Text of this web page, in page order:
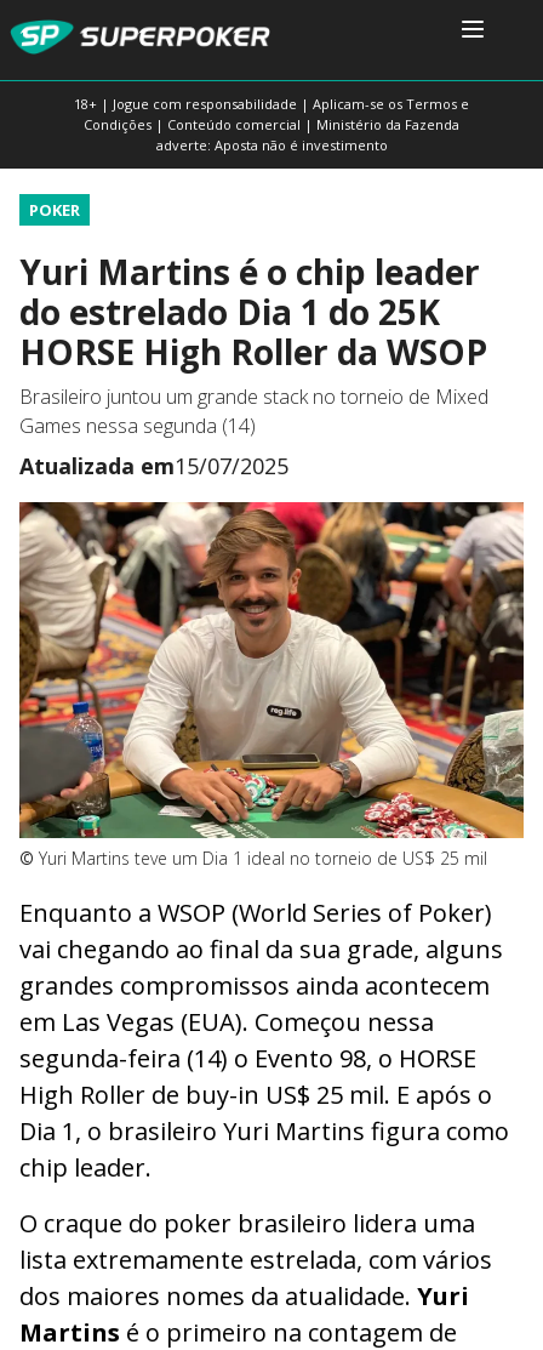
18+ | Jogue com responsabilidade | Aplicam-se os Termos e
Condições | Conteúdo comercial | Ministério da Fazenda
adverte: Aposta não é investimento
POKER
Yuri Martins é o chip leader
do estrelado Dia 1 do 25K
HORSE High Roller da WSOP
Brasileiro juntou um grande stack no torneio de Mixed
Games nessa segunda (14)
Atualizada em15/07/2025
© Yuri Martins teve um Dia 1 ideal no torneio de US$ 25 mil
Enquanto a WSOP (World Series of Poker)
vai chegando ao final da sua grade, alguns
grandes compromissos ainda acontecem
em Las Vegas (EUA). Começou nessa
segunda-feira (14) o Evento 98, o HORSE
High Roller de buy-in US$ 25 mil. E após o
Dia 1, o brasileiro Yuri Martins figura como
chip leader.
O craque do poker brasileiro lidera uma
lista extremamente estrelada, com vários
dos maiores nomes da atualidade. Yuri
Martins é o primeiro na contagem de